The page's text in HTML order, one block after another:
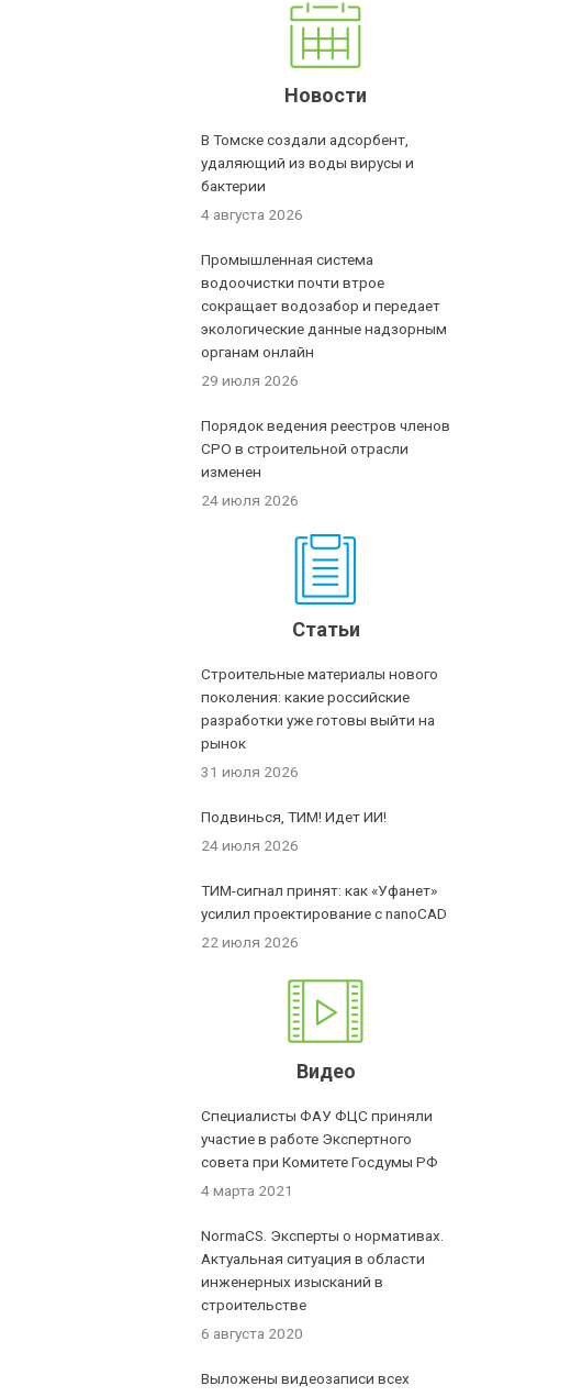
Новости
В Томске создали адсорбент,
удаляющий из воды вирусы и
бактерии
4 августа 2026
Промышленная система
водоочистки почти втрое
сокращает водозабор и передает
экологические данные надзорным
органам онлайн
29 июля 2026
Порядок ведения реестров членов
СРО в строительной отрасли
изменен
24 июля 2026
Статьи
Строительные материалы нового
поколения: какие российские
разработки уже готовы выйти на
рынок
31 июля 2026
Подвинься, ТИМ! Идет ИИ!
24 июля 2026
ТИМ-сигнал принят: как «Уфанет»
усилил проектирование с nanoCAD
22 июля 2026
Видео
Специалисты ФАУ ФЦС приняли
участие в работе Экспертного
совета при Комитете Госдумы РФ
4 марта 2021
NormaCS. Эксперты о нормативах.
Актуальная ситуация в области
инженерных изысканий в
строительстве
6 августа 2020
Выложены видеозаписи всех